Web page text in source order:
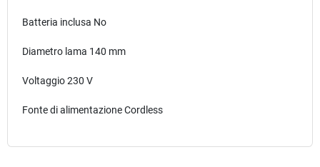
Batteria inclusa No
Diametro lama 140 mm
Voltaggio 230 V
Fonte di alimentazione Cordless